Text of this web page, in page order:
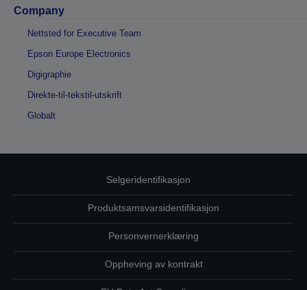
Company
Nettsted for Executive Team
Epson Europe Electronics
Digigraphie
Direkte-til-tekstil-utskrift
Globalt
Selgeridentifikasjon
Produktsamsvarsidentifikasjon
Personvernerklæring
Oppheving av kontrakt